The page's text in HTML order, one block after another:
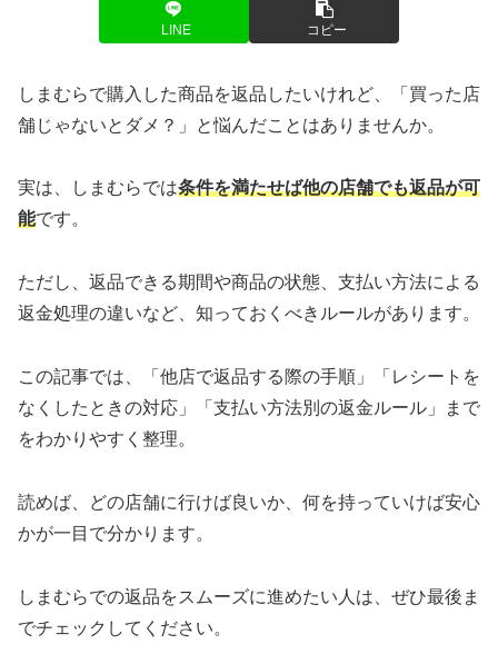
LINE コピー
しまむらで購入した商品を返品したいけれど、「買った店
舗じゃないとダメ？」と悩んだことはありませんか。
実は、しまむらでは条件を満たせば他の店舗でも返品が可
能です。
ただし、返品できる期間や商品の状態、支払い方法による
返金処理の違いなど、知っておくべきルールがあります。
この記事では、「他店で返品する際の手順」「レシートを
なくしたときの対応」「支払い方法別の返金ルール」まで
をわかりやすく整理。
読めば、どの店舗に行けば良いか、何を持っていけば安心
かが一目で分かります。
しまむらでの返品をスムーズに進めたい人は、ぜひ最後ま
でチェックしてください。